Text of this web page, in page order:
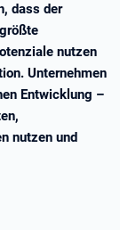
dass der
nutzen
Unternehmen
Entwicklung –
nutzen und